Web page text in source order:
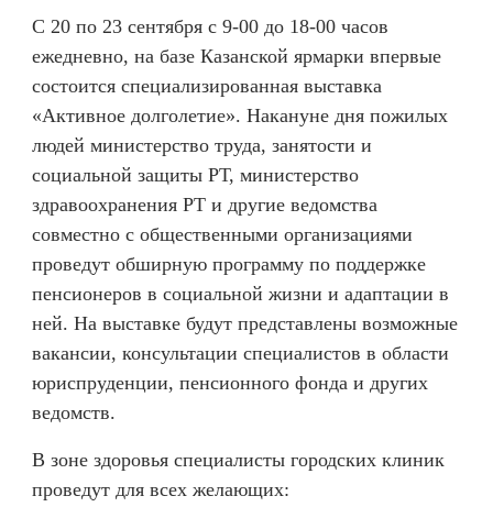
С 20 по 23 сентября с 9-00 до 18-00 часов
ежедневно, на базе Казанской ярмарки впервые
состоится специализированная выставка
«Активное долголетие». Накануне дня пожилых
людей министерство труда, занятости и
социальной защиты РТ, министерство
здравоохранения РТ и другие ведомства
совместно с общественными организациями
проведут обширную программу по поддержке
пенсионеров в социальной жизни и адаптации в
ней. На выставке будут представлены возможные
вакансии, консультации специалистов в области
юриспруденции, пенсионного фонда и других
ведомств.
В зоне здоровья специалисты городских клиник
проведут для всех желающих: